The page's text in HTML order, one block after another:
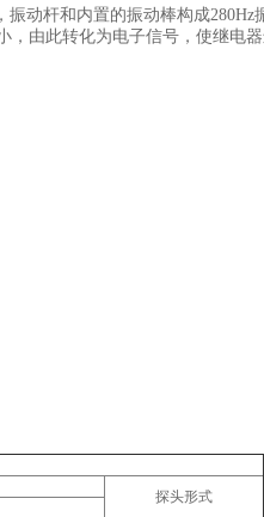
动杆和内置的振动棒构成280Hz
由此转化为电子信号，使继电器
探头形式